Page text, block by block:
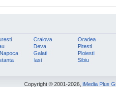
Craiova
Deva
Galati
Iasi
Oradea
Pitesti
Ploiesti
Sibiu
Copyright © 2001-2026, iMedia Plus